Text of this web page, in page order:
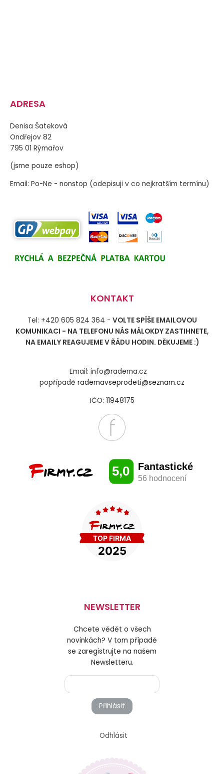
ADRESA
Denisa Šateková
Ondřejov 82
795 01 Rýmařov
(jsme pouze eshop)
Email: Po-Ne - nonstop (odepisuji v co nejkratším termínu)
KONTAKT
Tel: +420 605 824 364 - VOLTE SPÍŠE EMAILOVOU
KOMUNIKACI - NA TELEFONU NÁS MÁLOKDY ZASTIHNETE,
NA EMAILY REAGUJEME V ŘÁDU HODIN. DĚKUJEME :)
Email: info@radema.cz
popřípadě rademavseprodeti@seznam.cz
IČO: 11948175
NEWSLETTER
Chcete vědět o všech
novinkách? V tom případě
se zaregistrujte na našem
Newsletteru.
Přihlásit
Odhlásit